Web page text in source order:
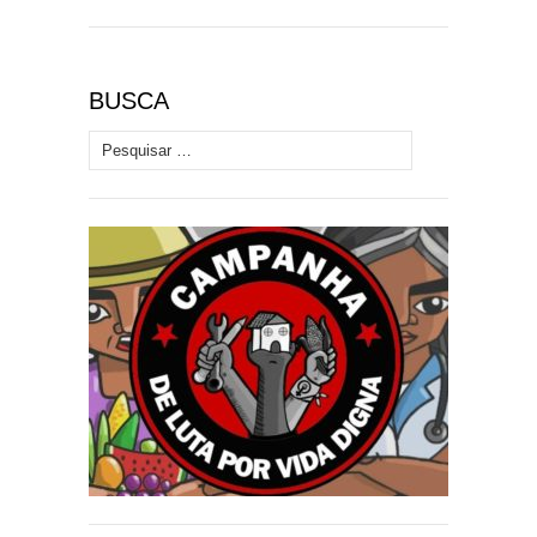
BUSCA
Pesquisar por: